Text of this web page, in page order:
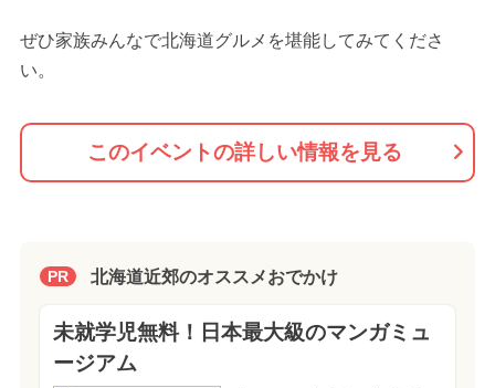
ぜひ家族みんなで北海道グルメを堪能してみてくださ
い。
このイベントの詳しい情報を見る
PR 北海道近郊のオススメおでかけ
未就学児無料！日本最大級のマンガミュ
ージアム